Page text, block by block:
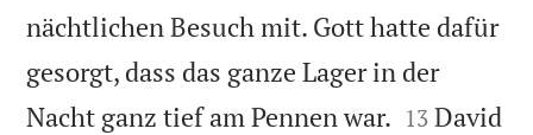
nächtlichen Besuch mit. Gott hatte dafür
gesorgt, dass das ganze Lager in der
Nacht ganz tief am Pennen war. 

13 David